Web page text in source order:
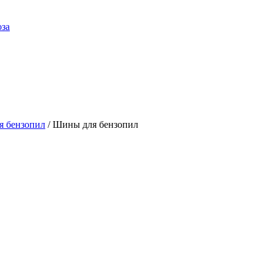
бензопил / Шины для бензопил